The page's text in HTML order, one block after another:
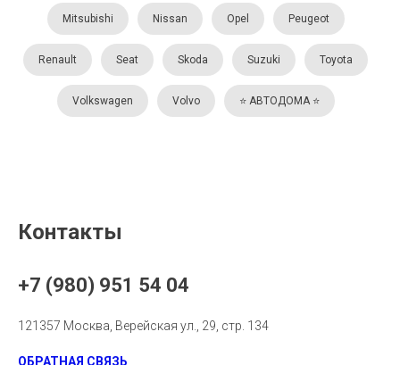
Mitsubishi Nissan Opel Peugeot
Renault Seat Skoda Suzuki Toyota
Volkswagen Volvo ⭐️ АВТОДОМА ⭐️
Контакты
+7 (980) 951 54 04
121357 Москва, Верейская ул., 29, стр. 134
ОБРАТНАЯ СВЯЗЬ